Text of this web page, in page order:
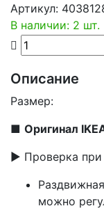
Артикул:
В наличии: 2 шт.
Описание
Размер:
■ Оригинал
▶ Проверка при
можно